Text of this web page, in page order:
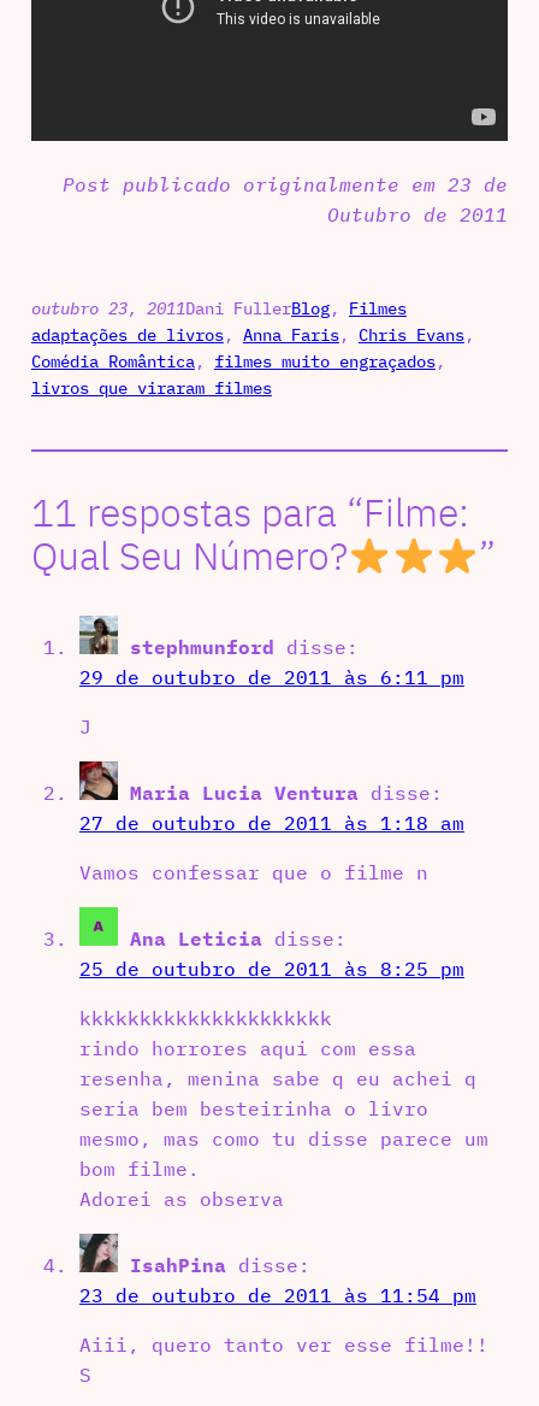
Post publicado originalmente em 23 de
Outubro de 2011
outubro 23, 2011Dani FullerBlog, Filmes
adaptações de livros, Anna Faris, Chris Evans
Comédia Romântica, filmes muito engraçados
livros que viraram filmes
11 respostas para “Filme:
Qual Seu Número?
”
stephmunford disse:
29 de outubro de 2011 às 6:11 pm
J
Maria Lucia Ventura disse:
27 de outubro de 2011 às 1:18 am
Vamos confessar que o filme n
Ana Leticia disse:
25 de outubro de 2011 às 8:25 pm
kkkkkkkkkkkkkkkkkkkkk
rindo horrores aqui com essa
resenha, menina sabe q eu achei q
seria bem besteirinha o livro
mesmo, mas como tu disse parece um
bom filme.
Adorei as observa
IsahPina disse:
23 de outubro de 2011 às 11:54 pm
Aiii, quero tanto ver esse filme!!
S